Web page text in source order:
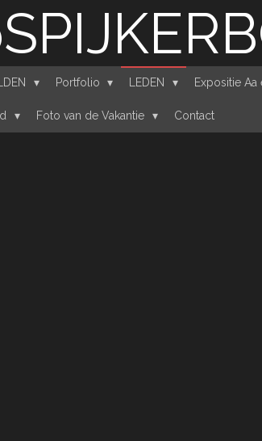
Portfolio LEDEN Expositie Aa
Foto van de Vakantie Contact